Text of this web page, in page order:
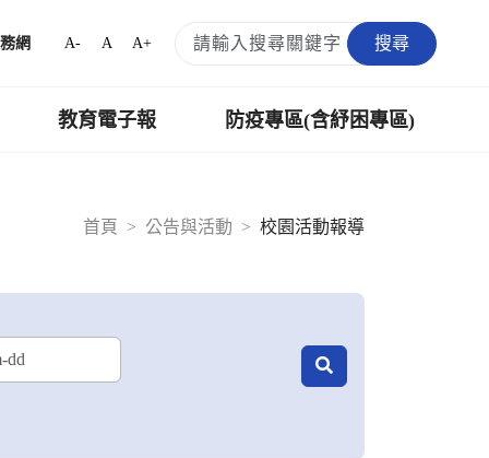
網 A- A A+ 搜尋
教育電子報 防疫專區(含紓困專區)
首頁 公告與活動 校園活動報導